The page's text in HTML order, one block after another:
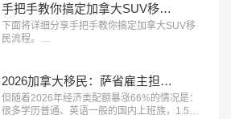
手把手教你搞定加拿大SUV移民流程
下面将详细分享手把手教你搞定加拿大SUV移
民流程。…
2026加拿大移民：萨省雇主担保，轻松拿PR
但随着2026年经济类配额暴涨66%的情况是：
很多学历普通、英语一般的国内上班族，1.5年